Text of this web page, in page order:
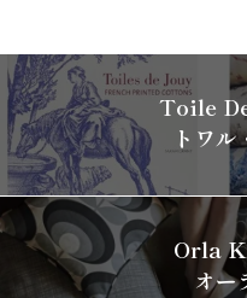
Toile
トワ
Orla
オー